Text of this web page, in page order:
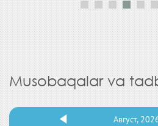
Musobaqalar va
Август,